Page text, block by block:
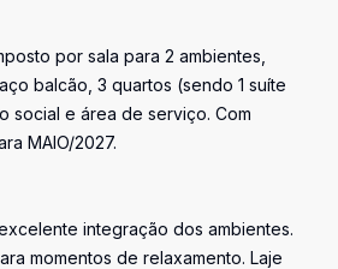
por sala para 2 ambientes,
balcão, 3 quartos (sendo 1 suíte
social e área de serviço. Com
MAIO/2027.
integração dos ambientes.
momentos de relaxamento. Laje